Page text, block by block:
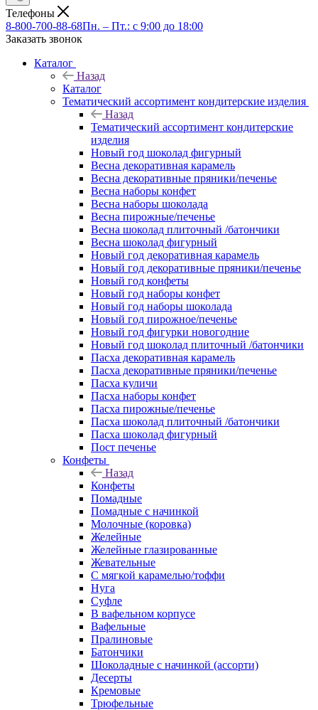
Телефоны
8-800-700-88-68Пн. – Пт.: с 9:00 до 18:00
Заказать звонок
Каталог
Назад
Каталог
Тематический ассортимент кондитерские изделия
Назад
Тематический ассортимент кондитерские
изделия
Новый год шоколад фигурный
Весна декоративная карамель
Весна декоративные пряники/печенье
Весна наборы конфет
Весна наборы шоколада
Весна пирожные/печенье
Весна шоколад плиточный /батончики
Весна шоколад фигурный
Новый год декоративная карамель
Новый год декоративные пряники/печенье
Новый год конфеты
Новый год наборы конфет
Новый год наборы шоколада
Новый год пирожное/печенье
Новый год фигурки новогодние
Новый год шоколад плиточный /батончики
Пасха декоративная карамель
Пасха декоративные пряники/печенье
Пасха куличи
Пасха наборы конфет
Пасха пирожные/печенье
Пасха шоколад плиточный /батончики
Пасха шоколад фигурный
Пост печенье
Конфеты
Назад
Конфеты
Помадные
Помадные с начинкой
Молочные (коровка)
Желейные
Желейные глазированные
Жевательные
С мягкой карамелью/тоффи
Нуга
Суфле
В вафельном корпусе
Вафельные
Пралиновые
Батончики
Шоколадные с начинкой (ассорти)
Десерты
Кремовые
Трюфельные